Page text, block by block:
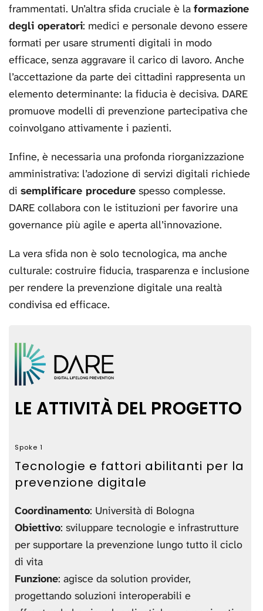
frammentati. Un’altra sfida cruciale è la formazione
degli operatori: medici e personale devono essere
formati per usare strumenti digitali in modo
efficace, senza aggravare il carico di lavoro. Anche
l’accettazione da parte dei cittadini rappresenta un
elemento determinante: la fiducia è decisiva. DARE
promuove modelli di prevenzione partecipativa che
coinvolgano attivamente i pazienti.
Infine, è necessaria una profonda riorganizzazione
amministrativa: l’adozione di servizi digitali richiede
di semplificare procedure spesso complesse.
DARE collabora con le istituzioni per favorire una
governance più agile e aperta all’innovazione.
La vera sfida non è solo tecnologica, ma anche
culturale: costruire fiducia, trasparenza e inclusione
per rendere la prevenzione digitale una realtà
condivisa ed efficace.
LE ATTIVITÀ DEL PROGETTO
Spoke 1
Tecnologie e fattori abilitanti per la
prevenzione digitale
Coordinamento: Università di Bologna
Obiettivo: sviluppare tecnologie e infrastrutture
per supportare la prevenzione lungo tutto il ciclo
di vita
Funzione: agisce da solution provider,
progettando soluzioni interoperabili e